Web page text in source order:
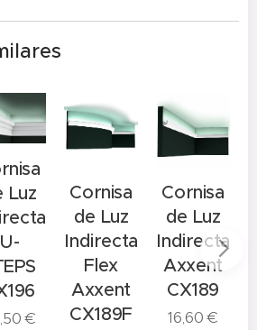
Luz
U-
€
Cornisa
de Luz
Indirecta
Flex
Axxent
CX189F
Cornisa
de Luz
Indirecta
Axxent
CX189
16,60€